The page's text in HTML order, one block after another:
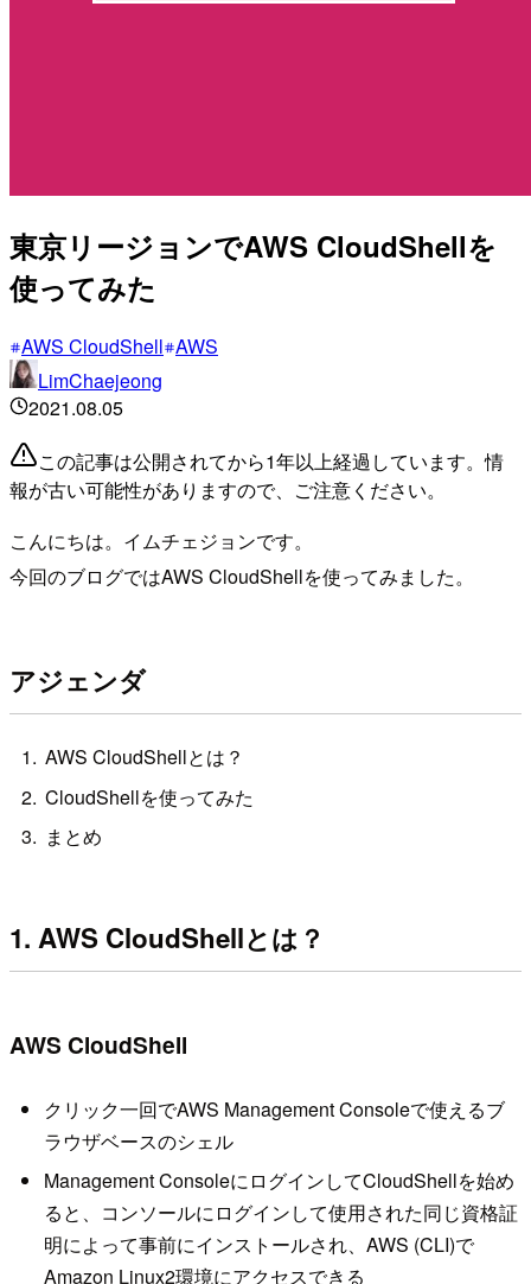
東京リージョンでAWS CloudShellを
使ってみた
AWS CloudShell AWS
LimChaejeong
2021.08.05
この記事は公開されてから1年以上経過しています。情
報が古い可能性がありますので、ご注意ください。
こんにちは。イムチェジョンです。
今回のブログではAWS CloudShellを使ってみました。
アジェンダ
AWS CloudShellとは？
CloudShellを使ってみた
まとめ
1. AWS CloudShellとは？
AWS CloudShell
クリック一回でAWS Management Consoleで使えるブ
ラウザベースのシェル
Management ConsoleにログインしてCloudShellを始め
ると、コンソールにログインして使用された同じ資格証
明によって事前にインストールされ、AWS (CLI)で
Amazon Linux2環境にアクセスできる